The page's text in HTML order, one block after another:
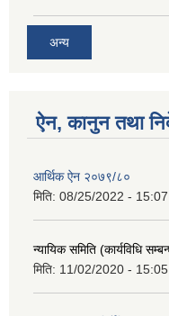
अन्य
ऐन, कानुन तथा
आर्थिक ऐन २०७९/८०
मिति: 08/25/2022 - 15:07
न्यायिक समिति (कार्यविधि
मिति: 11/02/2020 - 15:05